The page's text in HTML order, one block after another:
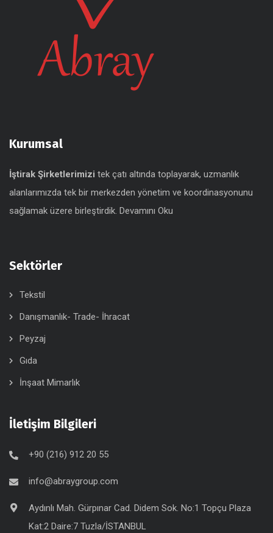
Kurumsal
İştirak Şirketlerimizi tek çatı altında toplayarak, uzmanlık
alanlarımızda tek bir merkezden yönetim ve koordinasyonunu
sağlamak üzere birleştirdik. Devamını Oku
Sektörler
Tekstil
Danışmanlık- Trade- İhracat
Peyzaj
Gıda
İnşaat Mimarlık
İletişim Bilgileri
+90 (216) 912 20 55
info@abraygroup.com
Aydınlı Mah. Gürpınar Cad. Didem Sok. No:1 Topçu Plaza
Kat:2 Daire:7 Tuzla/İSTANBUL